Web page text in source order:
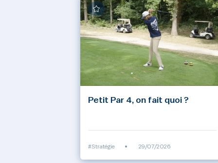
Petit Par 4, on fait quoi ?
#Stratégie • 29/07/2026